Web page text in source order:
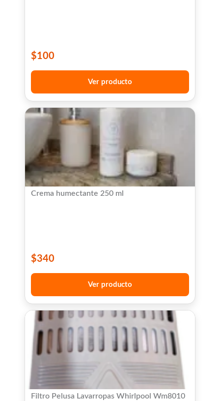
$100
Ver producto
Crema humectante 250 ml
$340
Ver producto
Filtro Pelusa Lavarropas Whirlpool Wm8010